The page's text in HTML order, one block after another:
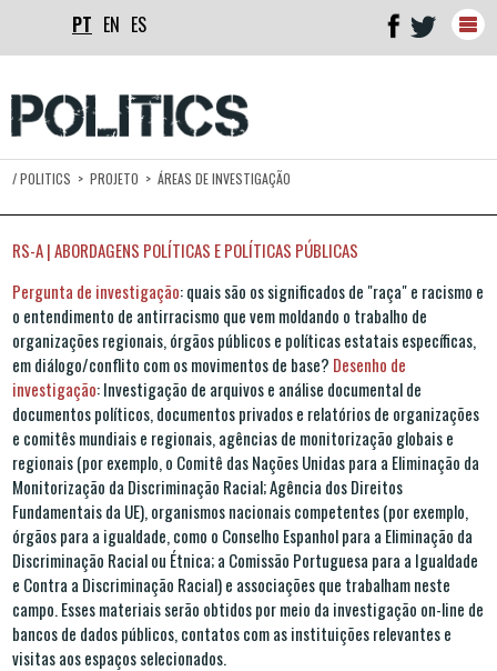
ES
EN
PT
/POLITICS > PROJETO > ÁREAS DE INVESTIGAÇÃO
RS-A | ABORDAGENS POLÍTICAS E POLÍTICAS PÚBLICAS
Pergunta de investigação: quais são os significados de "raça" e racismo e
o entendimento de antirracismo que vem moldando o trabalho de
organizações regionais, órgãos públicos e políticas estatais específicas,
em diálogo/conflito com os movimentos de base? Desenho de
investigação: Investigação de arquivos e análise documental de
documentos políticos, documentos privados e relatórios de organizações
e comitês mundiais e regionais, agências de monitorização globais e
regionais (por exemplo, o Comitê das Nações Unidas para a Eliminação da
Monitorização da Discriminação Racial; Agência dos Direitos
Fundamentais da UE), organismos nacionais competentes (por exemplo,
órgãos para a igualdade, como o Conselho Espanhol para a Eliminação da
Discriminação Racial ou Étnica; a Comissão Portuguesa para a Igualdade
e Contra a Discriminação Racial) e associações que trabalham neste
campo. Esses materiais serão obtidos por meio da investigação on-line de
bancos de dados públicos, contatos com as instituições relevantes e
visitas aos espaços selecionados.